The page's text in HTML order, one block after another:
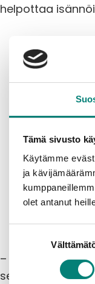
Tämä sivusto
Käytämme
ja
olet antanut
helpottaa
– Meidän
selkeästi